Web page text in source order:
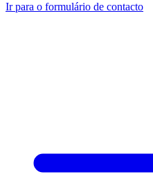
Ir para o formulário de contacto